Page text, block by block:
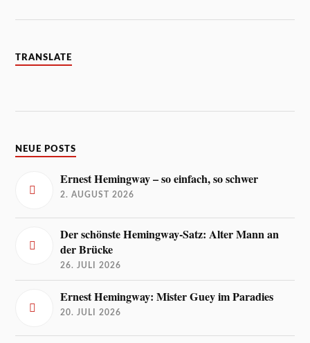
TRANSLATE
NEUE POSTS
Ernest Hemingway – so einfach, so schwer
2. AUGUST 2026
Der schönste Hemingway-Satz: Alter Mann an
der Brücke
26. JULI 2026
Ernest Hemingway: Mister Guey im Paradies
20. JULI 2026